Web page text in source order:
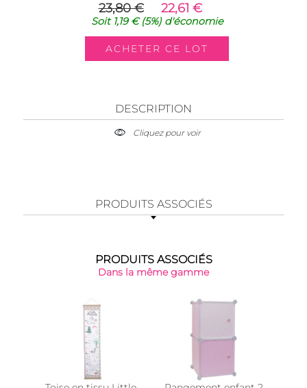
23,80 € 22,61 €
Soit 1,19 €(5%)d'économie
DESCRIPTION
Cliquez pour voir
PRODUITS ASSOCIÉS
PRODUITS ASSOCIÉS
Dans la même gamme